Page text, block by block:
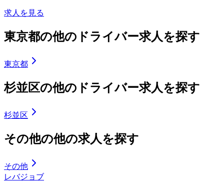
求人を見る
東京都の他のドライバー求人を探す
東京都
杉並区の他のドライバー求人を探す
杉並区
その他の他の求人を探す
その他
レバジョブ